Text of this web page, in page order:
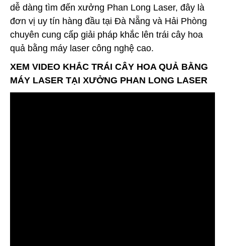
dễ dàng tìm đến xưởng Phan Long Laser, đây là
đơn vị uy tín hàng đầu tại Đà Nẵng và Hải Phòng
chuyên cung cấp giải pháp khắc lên trái cây hoa
quả bằng máy laser công nghệ cao.
XEM VIDEO KHẮC TRÁI CÂY HOA QUẢ BẰNG
MÁY LASER TẠI XƯỞNG PHAN LONG LASER